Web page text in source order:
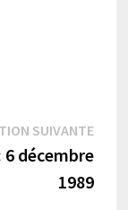
:
SUIVANTE
6 décembre
1989